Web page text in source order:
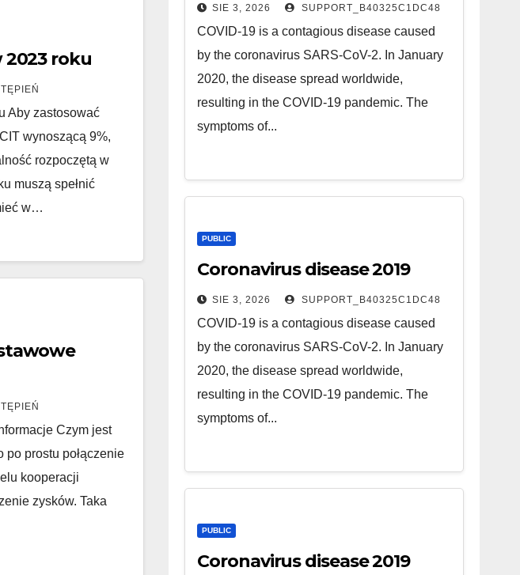
2023 roku
Aby zastosować
wynoszącą 9%,
rozpoczętą w
muszą spełnić
w…
Czym jest
po prostu połączenie
kooperacji
zysków. Taka
SIE 3, 2026 SUPPORT_B40325C1DC48
COVID-19 is a contagious disease caused
by the coronavirus SARS-CoV-2. In January
2020, the disease spread worldwide,
resulting in the COVID-19 pandemic. The
symptoms of...
PUBLIC
Coronavirus disease 2019
SIE 3, 2026 SUPPORT_B40325C1DC48
COVID-19 is a contagious disease caused
by the coronavirus SARS-CoV-2. In January
2020, the disease spread worldwide,
resulting in the COVID-19 pandemic. The
symptoms of...
PUBLIC
Coronavirus disease 2019